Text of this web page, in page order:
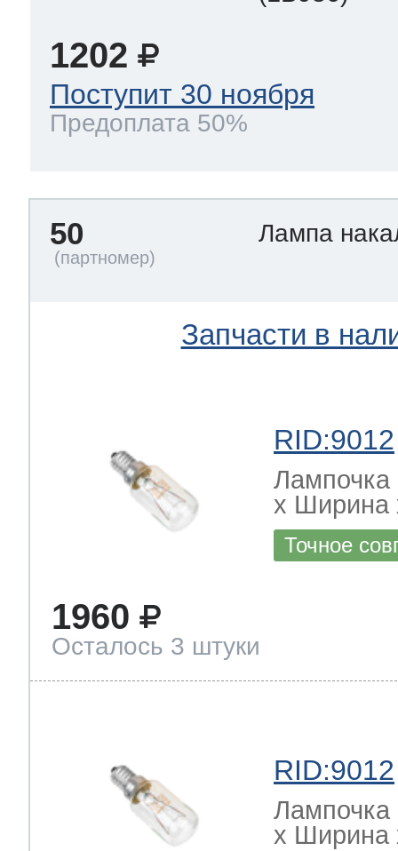
1202
Поступит 30 ноября
Предоплата 50%
50 Лампа
Запчасти в
RID:9012
Лампочка
х Ширина
Точное
1960
Осталось 3 штуки
RID:9012
Лампочка
х Ширина